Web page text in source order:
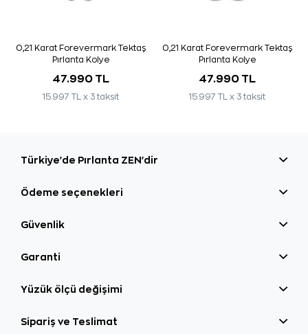
0,21 Karat Forevermark Tektaş
Pırlanta Kolye
47.990 TL
15.997 TL x 3 taksit
0,21 Karat Forevermark Tektaş
Pırlanta Kolye
47.990 TL
15.997 TL x 3 taksit
Türkiye'de Pırlanta ZEN'dir
Ödeme seçenekleri
Güvenlik
Garanti
Yüzük ölçü değişimi
Sipariş ve Teslimat